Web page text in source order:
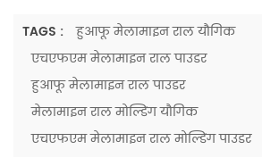
TAGS :
हुआफू मेलामाइन राल यौगिक
एचएफएम मेलामाइन राल पाउडर
हुआफू मेलामाइन राल पाउडर
मेलामाइन राल मोल्डिंग यौगिक
एचएफएम मेलामाइन राल मोल्डिंग पाउडर